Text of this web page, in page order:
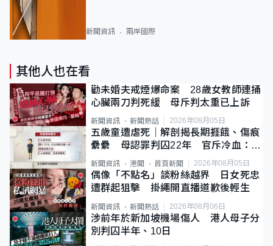
新聞資訊 兩岸國際
其他人也在看
勸未婚夫戒煙爆命案 28歲女教師連捅
心臟兩刀判死緩 母斥判太重已上訴
新聞資訊 新聞熱話 2026年08月05日
五歲童遭虐死｜解剖揭長期捱餓、傷痕
纍纍 母認罪判囚22年 官斥冷血：同
類案最惡劣
新聞資訊 港聞 首頁新聞 2026年08月05日
偶像「不點名」談粉絲越界 日女死忠
遭群起狙擊 掛繩開直播道歉後輕生
新聞資訊 新聞熱話 2026年08月06日
涉前年於新加坡機場傷人 港人母子分
別判囚半年、10日